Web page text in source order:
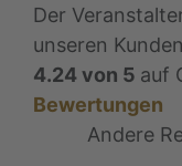
Der
unseren
4.24von 5 auf
Bewertungen
Andere